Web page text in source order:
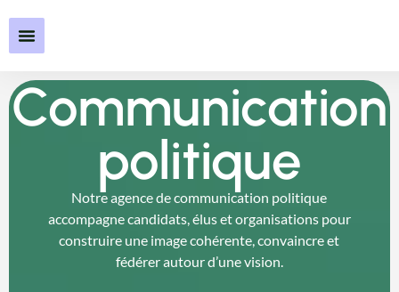
Communication
politique
Notre agence de communication politique
accompagne candidats, élus et organisations pour
construire une image cohérente, convaincre et
fédérer autour d’une vision.